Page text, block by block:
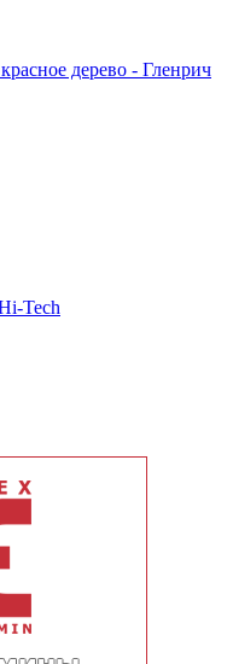
дерево - Гленрич
Tech